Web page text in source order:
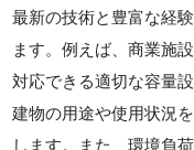
最新の技術と豊富な経
ます。例えば、商業施
対応できる適切な容量
建物の用途や使用状況
します。また、環境負